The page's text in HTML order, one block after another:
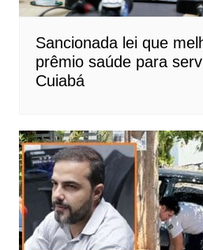
Sancionada lei que
prêmio saúde para
Cuiabá